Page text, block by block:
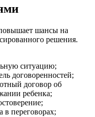
шансы на
решения.
ситуацию;
договоренностей;
договор об
ребенка;
в переговорах;